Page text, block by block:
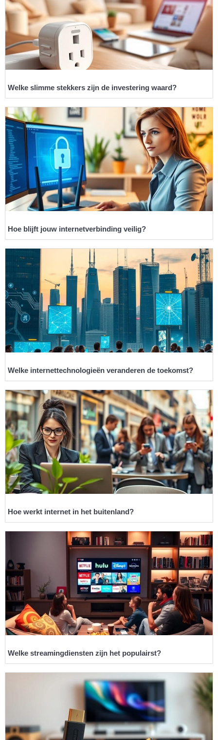
Welke slimme stekkers zijn de investering waard?
Hoe blijft jouw internetverbinding veilig?
Welke internettechnologieën veranderen de toekomst?
Hoe werkt internet in het buitenland?
Welke streamingdiensten zijn het populairst?